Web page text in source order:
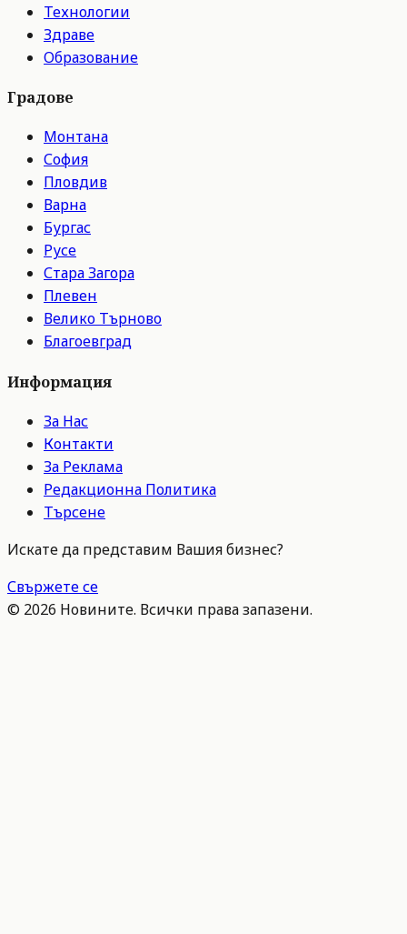
Технологии
Здраве
Образование
Градове
Монтана
София
Пловдив
Варна
Бургас
Русе
Стара Загора
Плевен
Велико Търново
Благоевград
Информация
За Нас
Контакти
За Реклама
Редакционна Политика
Търсене
Искате да представим Вашия бизнес?
Свържете се
© 2026 Новините. Всички права запазени.